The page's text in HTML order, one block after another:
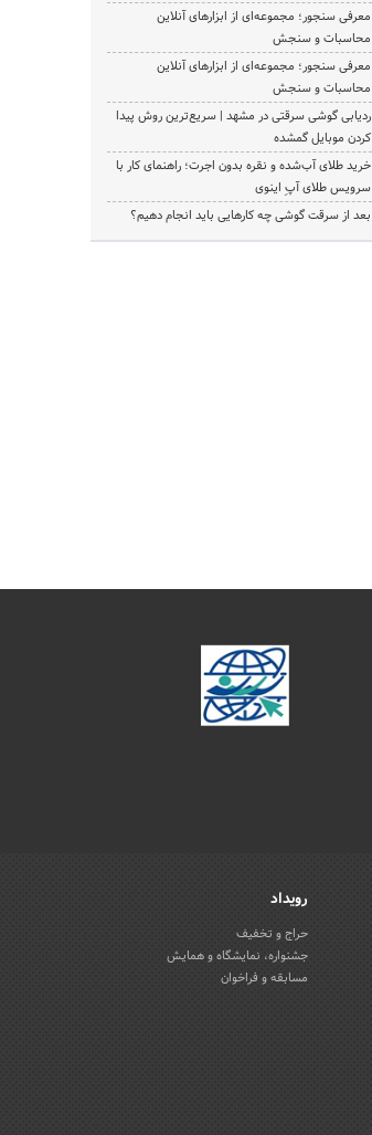
معرفی سنجور؛ مجموعه‌ای از ابزارهای آنلاین
محاسبات و سنجش
معرفی سنجور؛ مجموعه‌ای از ابزارهای آنلاین
محاسبات و سنجش
ردیابی گوشی سرقتی در مشهد | سریع‌ترین روش پیدا
کردن موبایل گمشده
خرید طلای آب‌شده و نقره بدون اجرت؛ راهنمای کار با
سرویس طلای آپِ اینوی
بعد از سرقت گوشی چه کارهایی باید انجام دهیم؟
رویداد
حراج و تخفیف
جشنواره، نمایشگاه و همایش
مسابقه و فراخوان